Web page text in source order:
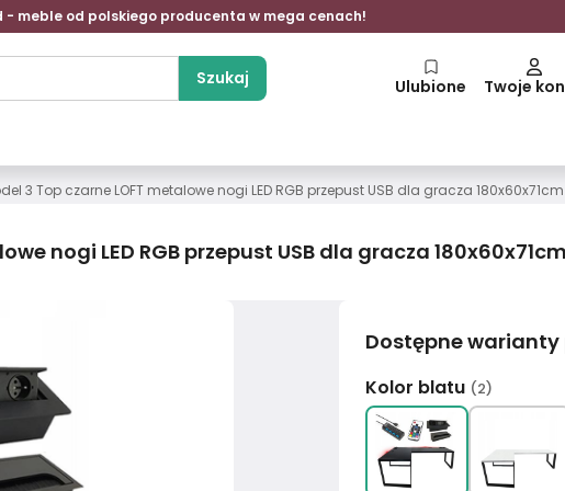
- meble od polskiego producenta w mega cenach!
Szukaj Ulubione Twoje
3 Top czarne LOFT metalowe nogi LED RGB przepust USB dla gracza 180x60x71cm
nogi LED RGB przepust USB dla gracza 180x60x71cm
Dostępne
Kolor blatu (2)